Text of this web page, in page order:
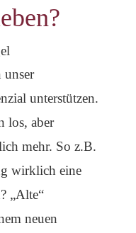
unser
unterstützen.
los, aber
mehr. So z.B.
wirklich eine
„Alte“
neuen